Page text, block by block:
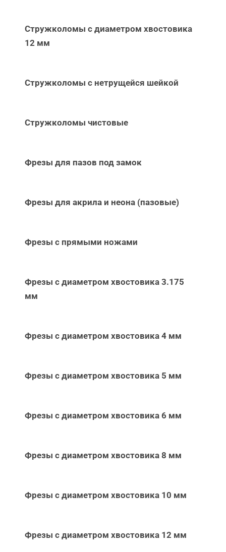
Стружколомы с диаметром хвостовика
12 мм
Стружколомы с нетрущейся шейкой
Стружколомы чистовые
Фрезы для пазов под замок
Фрезы для акрила и неона (пазовые)
Фрезы с прямыми ножами
Фрезы с диаметром хвостовика 3.175
мм
Фрезы с диаметром хвостовика 4 мм
Фрезы с диаметром хвостовика 5 мм
Фрезы с диаметром хвостовика 6 мм
Фрезы с диаметром хвостовика 8 мм
Фрезы с диаметром хвостовика 10 мм
Фрезы с диаметром хвостовика 12 мм